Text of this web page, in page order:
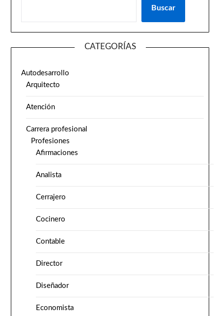
Buscar
CATEGORÍAS
Autodesarrollo
Arquitecto
Atención
Carrera profesional
Profesiones
Afirmaciones
Analista
Cerrajero
Cocinero
Contable
Director
Diseñador
Economista